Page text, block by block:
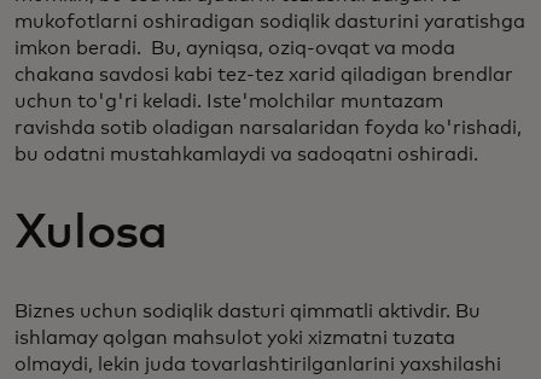
mukofotlarni oshiradigan sodiqlik dasturini yaratishga
imkon beradi. Bu, ayniqsa, oziq-ovqat va moda
chakana savdosi kabi tez-tez xarid qiladigan brendlar
uchun to'g'ri keladi. Iste'molchilar muntazam
ravishda sotib oladigan narsalaridan foyda ko'rishadi,
bu odatni mustahkamlaydi va sadoqatni oshiradi.
Xulosa
Biznes uchun sodiqlik dasturi qimmatli aktivdir. Bu
ishlamay qolgan mahsulot yoki xizmatni tuzata
olmaydi, lekin juda tovarlashtirilganlarini yaxshilashi